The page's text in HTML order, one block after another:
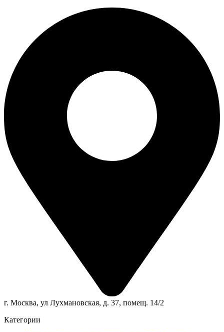
г. Москва, ул Лухмановская, д. 37, помещ. 14/2
Категории